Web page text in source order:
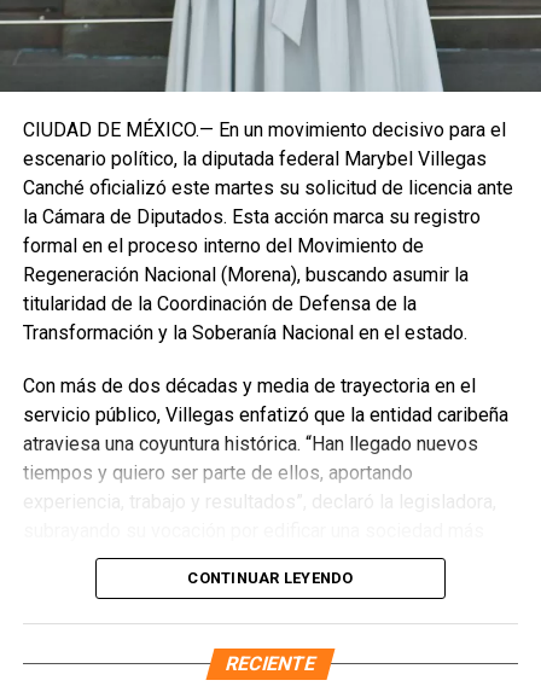
Recibe las noticias al instante
importantes de Quintana Roo directamente
en tu teléfono.
Unirme al canal de WhatsApp
CIUDAD DE MÉXICO.— En un movimiento decisivo para el
escenario político, la diputada federal Marybel Villegas
Canché oficializó este martes su solicitud de licencia ante
la Cámara de Diputados. Esta acción marca su registro
formal en el proceso interno del Movimiento de
Regeneración Nacional (Morena), buscando asumir la
titularidad de la Coordinación de Defensa de la
Transformación y la Soberanía Nacional en el estado.
Con más de dos décadas y media de trayectoria en el
servicio público, Villegas enfatizó que la entidad caribeña
atraviesa una coyuntura histórica. “Han llegado nuevos
tiempos y quiero ser parte de ellos, aportando
experiencia, trabajo y resultados”, declaró la legisladora,
justa, unida y equitativa.
priorizando la atención a sectores vulnerables. Asimismo,
CONTINUAR LEYENDO
RECIENTE